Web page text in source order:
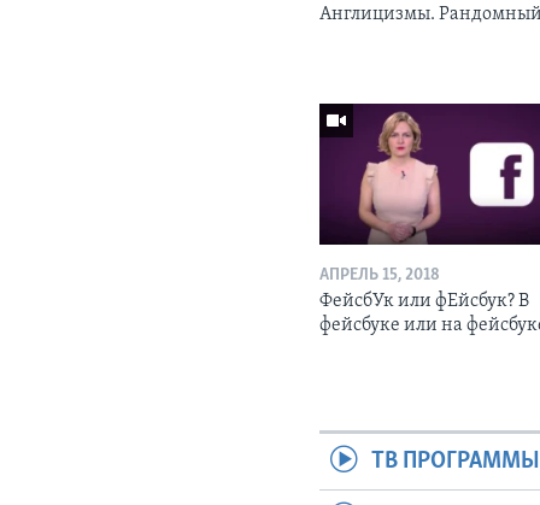
Англицизмы.
АПРЕЛЬ 15, 2018
ФейсбУк или фЕйсбук? В
фейсбуке или на
ТВ ПРОГРАММЫ